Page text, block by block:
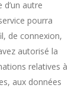
autre
pourra
de connexion,
autorisé la
relatives à
aux données